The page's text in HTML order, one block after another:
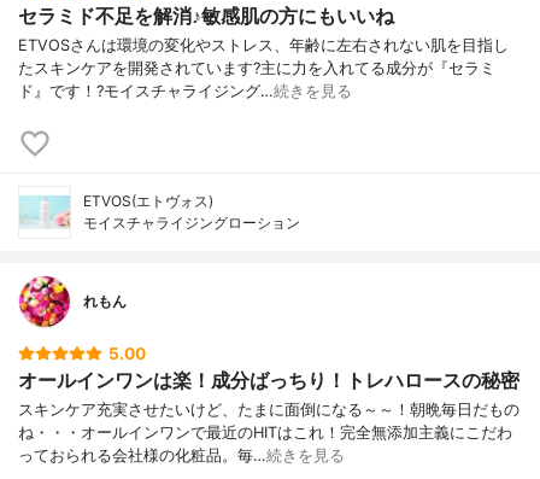
セラミド不足を解消♪敏感肌の方にもいいね
ETVOSさんは環境の変化やストレス、年齢に左右されない肌を目指し
たスキンケアを開発されています?主に力を入れてる成分が『セラミ
ド』です！?モイスチャライジング…続きを見る
ETVOS(エトヴォス)
モイスチャライジングローション
れもん
5.00
オールインワンは楽！成分ばっちり！トレハロースの秘密
スキンケア充実させたいけど、たまに面倒になる～～！朝晩毎日だもの
ね・・・オールインワンで最近のHITはこれ！完全無添加主義にこだわ
っておられる会社様の化粧品。毎…続きを見る